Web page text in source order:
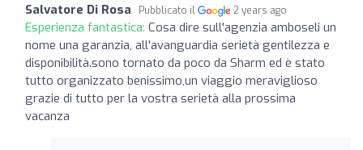
Salvatore Di Rosa Pubblicato il 2 years ago
Esperienza fantastica: Cosa dire sull'agenzia amboseli un
nome una garanzia, all'avanguardia serietà gentilezza e
disponibilità.sono tornato da poco da Sharm ed è stato
tutto organizzato benissimo,un viaggio meraviglioso
grazie di tutto per la vostra serietà alla prossima
vacanza